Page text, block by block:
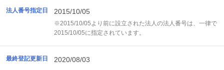
法人番号指定日 2015/10/05
※2015/10/05より前に設立された法人の法人番号は、一律で
2015/10/05に指定されています。
最終登記更新日 2020/08/03